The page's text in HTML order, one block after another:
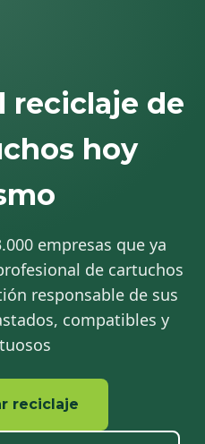
reciclaje de
hoy
empresas que ya
de cartuchos
responsable de sus
compatibles y
reciclaje